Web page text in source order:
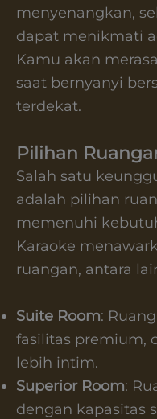
menyenangkan,
dapat menikmati
Kamu akan
saat bernyanyi
terdekat.
Pilihan
Salah satu
adalah pilihan
memenuhi
Karaoke
ruangan, antara
Suite Room:
fasilitas premium,
lebih intim.
Superior Room:
dengan kapasitas